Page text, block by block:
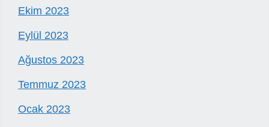
Ekim 2023
Eylül 2023
Ağustos 2023
Temmuz 2023
Ocak 2023